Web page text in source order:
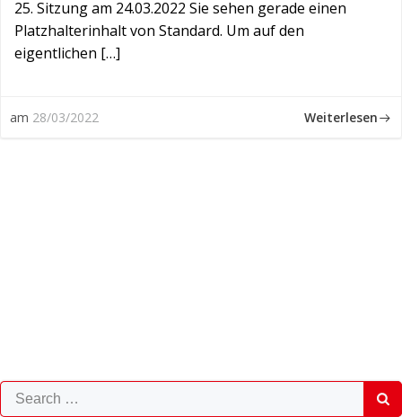
25. Sitzung am 24.03.2022 Sie sehen gerade einen
Platzhalterinhalt von Standard. Um auf den
eigentlichen […]
am 28/03/2022 Weiterlesen
Search